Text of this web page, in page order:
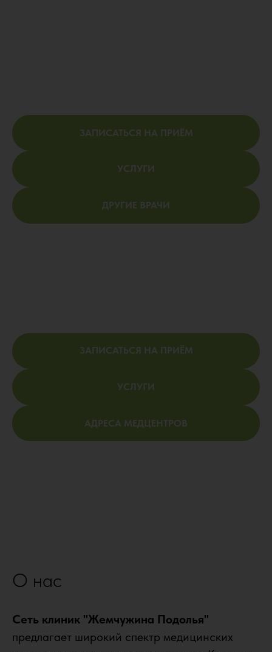
ЗАПИСАТЬСЯ НА ПРИЁМ
УСЛУГИ
ДРУГИЕ ВРАЧИ
ЗАПИСАТЬСЯ НА ПРИЁМ
УСЛУГИ
АДРЕСА МЕДЦЕНТРОВ
О нас
Сеть клиник "Жемчужина Подолья"
предлагает широкий спектр медицинских